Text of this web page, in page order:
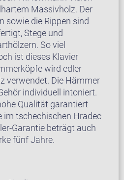
Massivholz. Der
sowie die Rippen sind
Stege und
So viel
ist dieses Klavier
wird edler
verwendet. Die Hämmer
individuell intoniert.
Qualität garantiert
im tschechischen Hradec
Garantie beträgt auch
fünf Jahre.